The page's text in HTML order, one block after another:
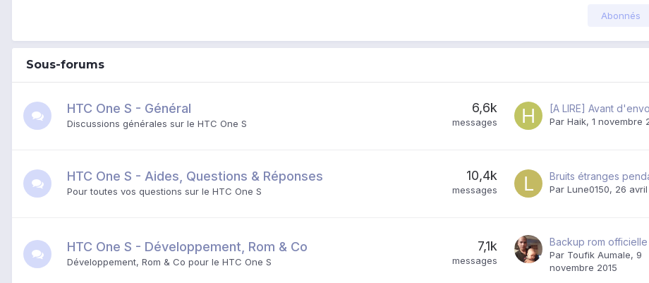
Abonnés
Sous-forums
HTC One S - Général
Discussions générales sur le HTC One S
6,6k
messages Par Haik, 1 novembre
HTC One S - Aides, Questions & Réponses
Pour toutes vos questions sur le HTC One S
10,4k
messages Par Lune0150, 26 avril
HTC One S - Développement, Rom & Co
Développement, Rom & Co pour le HTC One S
7,1k
messages Par Toufik Aumale, 9
novembre 2015